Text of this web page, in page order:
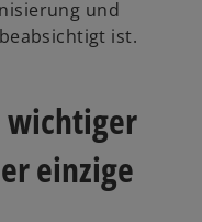
und
ist.
wichtiger
einzige